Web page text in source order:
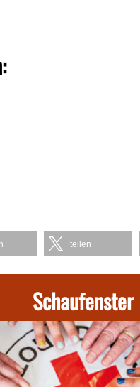
teilen
Schaufenster